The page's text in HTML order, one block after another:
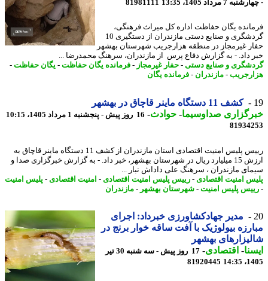
7 مرداد 1405، 13:35
81981111
یگان حفاظت اداره کل میراث فرهنگی،
گردشگری و صنایع دستی مازندران از دستگیری 10
غیرمجاز در منطقه هزارجریب شهرستان بهشهر
داد. - به گزارش دفاع پرس از مازندران، سرهنگ محمدرضا ...
و صنایع دستی-حفار غیرمجاز-فرمانده یگان حفاظت-یگان حفاظت-
-مازندران- فرمانده یگان
کشف 11 دستگاه ماینر قاچاق در بهشهر
صداوسیما-حوادث -16 روز پیش - پنجشنبه 1 مرداد 1405، 10:15
رییس پلیس امنیت اقتصادی استان مازندران از کشف 11 دستگاه ماینر قاچاق به
ارزش 15 میلیارد ریال در شهرستان بهشهر، خبر داد. - به گزارش خبرگزاری صدا و
مازندران ، سرهنگ علی داداش تبار ...
امنیت اقتصادی-رییس پلیس امنیت اقتصادی-امنیت اقتصادی-پلیس امنیت
پلیس امنیت-شهرستان بهشهر-مازندران
مدیر جهادکشاورزی خبرداد: اجرای
بیولوژیک با آفت ساقه خوار برنج در
بهشهر
-اقتصادی-
17 روز پیش - سه شنبه 30 تیر
81920445